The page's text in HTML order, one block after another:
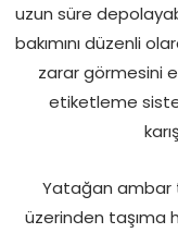
uzun süre
bakımını düzenli
zarar görmesini
etiketleme
Yatağan ambar
üzerinden taşıma